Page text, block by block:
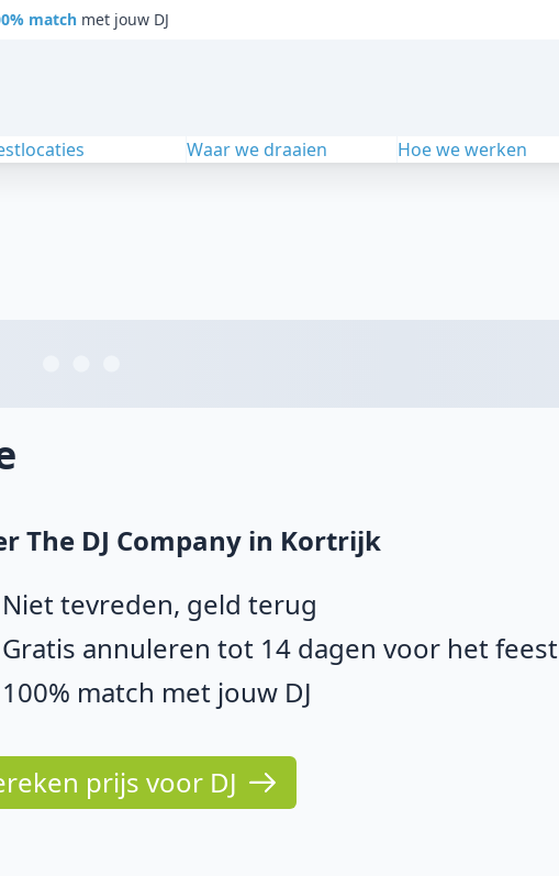
matchmet jouw DJ
Waar we draaien Hoe we werken
The DJ Company in Kortrijk
Niet tevreden, geld terug
Gratis annuleren tot 14 dagen voor het feest
100% match met jouw DJ
prijs voor DJ